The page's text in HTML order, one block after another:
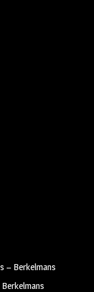
– Berkelmans